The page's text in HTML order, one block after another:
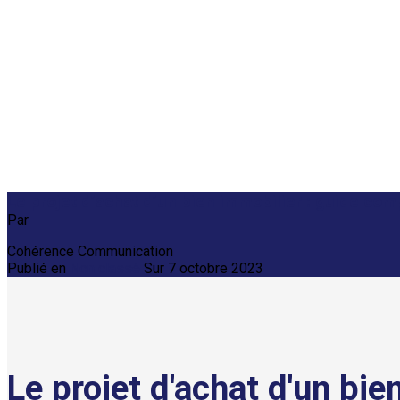
Par
Cohérence Communication
Publié en
Sur 7 octobre 2023
Le projet d'achat d'un